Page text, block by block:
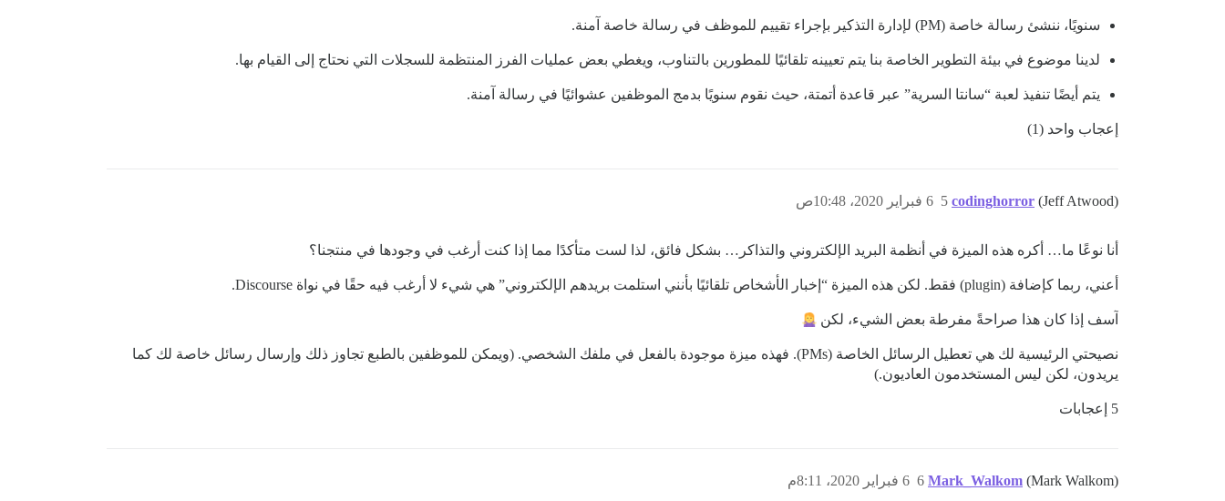
سنويًا، ننشئ رسالة خاصة (PM) لإدارة التذكير بإجراء تقييم للموظف في رسالة خاصة آمنة.
لدينا موضوع في بيئة التطوير الخاصة بنا يتم تعيينه تلقائيًا للمطورين بالتناوب، ويغطي بعض عمليات الفرز المنتظمة للسجلات التي نحتاج إلى القيام بها.
يتم أيضًا تنفيذ لعبة “سانتا السرية” عبر قاعدة أتمتة، حيث نقوم سنويًا بدمج الموظفين عشوائيًا في رسالة آمنة.
إعجاب واحد (1)
codinghorror (Jeff Atwood) 6 فبراير 2020، 10:48ص 5
أنا نوعًا ما… أكره هذه الميزة في أنظمة البريد الإلكتروني والتذاكر… بشكل فائق، لذا لست متأكدًا مما إذا كنت أرغب في وجودها في منتجنا؟
أعني، ربما كإضافة (plugin) فقط. لكن هذه الميزة “إخبار الأشخاص تلقائيًا بأنني استلمت بريدهم الإلكتروني” هي شيء لا أرغب فيه حقًا في نواة Discourse.
آسف إذا كان هذا صراحةً مفرطة بعض الشيء، لكن
نصيحتي الرئيسية لك هي تعطيل الرسائل الخاصة (PMs). فهذه ميزة موجودة بالفعل في ملفك الشخصي. (ويمكن للموظفين بالطبع تجاوز ذلك وإرسال رسائل خاصة لك كما
يريدون، لكن ليس المستخدمون العاديون.)
5 إعجابات
Mark_Walkom (Mark Walkom) 6 فبراير 2020، 8:11م 6